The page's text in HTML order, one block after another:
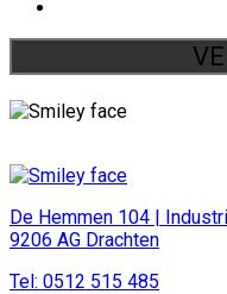
De Hemmen 104 |
9206 AG Drachten
Tel: 0512 515 485